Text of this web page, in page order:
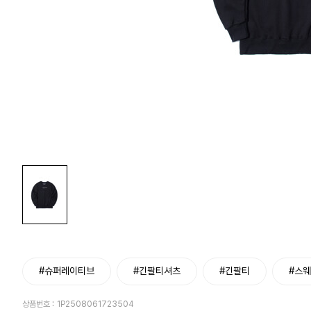
#슈퍼레이티브 #긴팔티셔츠 #긴팔티 #스
상품번호 : 1P2508061723504